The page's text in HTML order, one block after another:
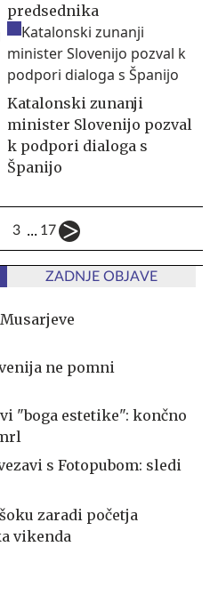
predsednika
Katalonski zunanji
minister Slovenijo pozval
k podpori dialoga s
Španijo
3 ... 17
ZADNJE OBJAVE
ne pomni
"boga estetike": končno
s Fotopubom: sledi
zaradi početja
vikenda